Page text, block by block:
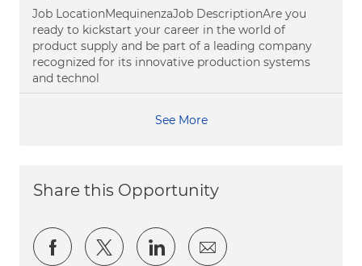
Job LocationMequinenzaJob DescriptionAre you
ready to kickstart your career in the world of
product supply and be part of a leading company
recognized for its innovative production systems
and technol
See More
Share this Opportunity
Share via Facebook
Share via twitter
Share via LinkedIn
Share via email